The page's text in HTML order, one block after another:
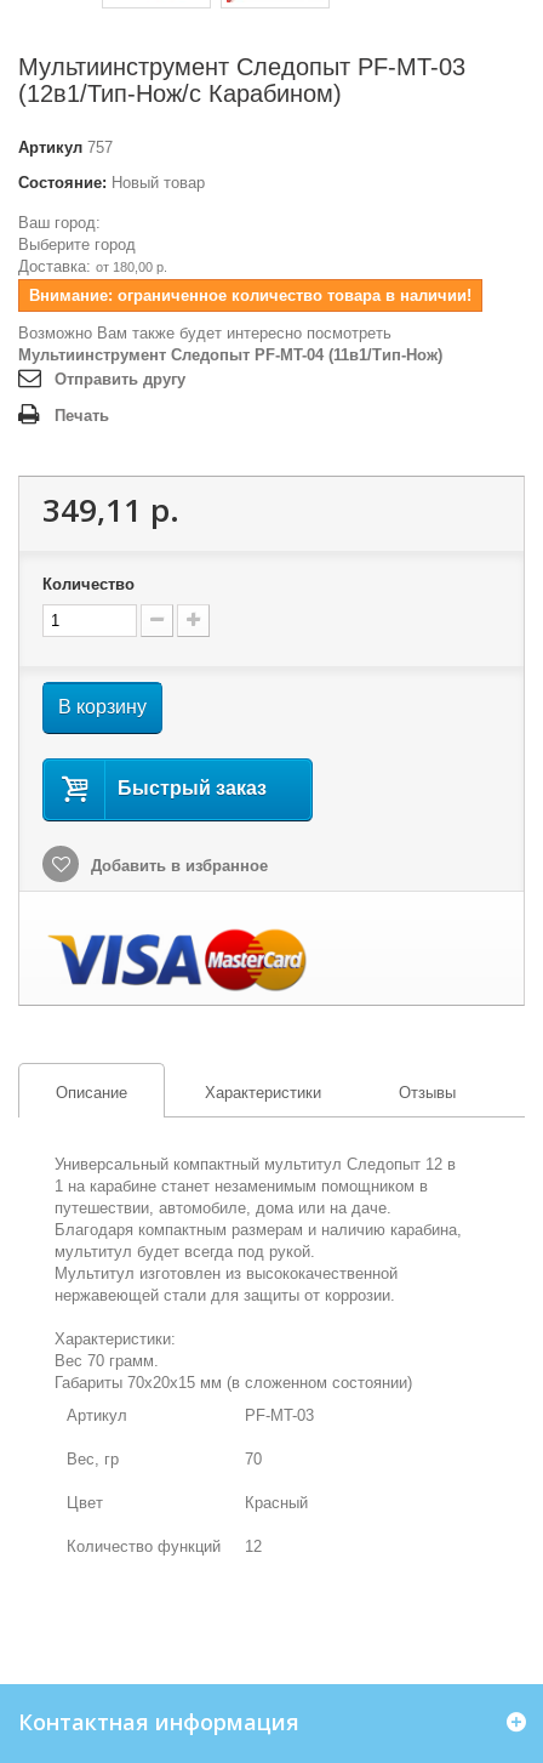
Мультиинструмент Следопыт PF-MT-03
(12в1/Тип-Нож/с Карабином)
Артикул 757
Состояние: Новый товар
Ваш город:
Выберите город
Доставка: от 180,00 р.
Внимание: ограниченное количество товара в наличии!
Возможно Вам также будет интересно посмотреть
Мультиинструмент Следопыт PF-MT-04 (11в1/Тип-Нож)
Отправить другу
Печать
349,11 р.
Количество
В корзину
Быстрый заказ
Добавить в избранное
Описание Характеристики Отзывы
Универсальный компактный мультитул Следопыт 12 в
1 на карабине станет незаменимым помощником в
путешествии, автомобиле, дома или на даче.
Благодаря компактным размерам и наличию карабина,
мультитул будет всегда под рукой.
Мультитул изготовлен из высококачественной
нержавеющей стали для защиты от коррозии.
Характеристики:
Вес 70 грамм.
Габариты 70х20х15 мм (в сложенном состоянии)
Артикул
PF-MT-03
Вес, гр 70
Цвет Красный
Количество функций 12
Контактная информация